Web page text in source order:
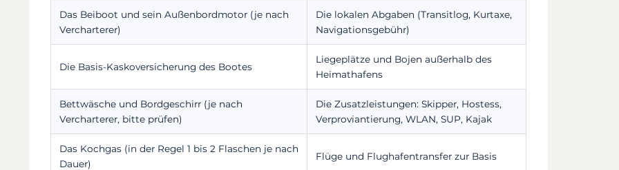
Das Beiboot und sein Außenbordmotor (je nach
Vercharterer)
Die lokalen Abgaben (Transitlog, Kurtaxe,
Navigationsgebühr)
Die Basis-Kaskoversicherung des Bootes
Liegeplätze und Bojen außerhalb des
Heimathafens
Bettwäsche und Bordgeschirr (je nach
Vercharterer, bitte prüfen)
Die Zusatzleistungen: Skipper, Hostess,
Verproviantierung, WLAN, SUP, Kajak
Das Kochgas (in der Regel 1 bis 2 Flaschen je nach
Dauer)
Flüge und Flughafentransfer zur Basis